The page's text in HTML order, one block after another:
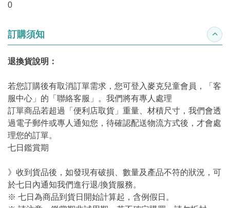
0
訂購須知 收合
退換貨說明：
若您訂購後有取消訂單需求，您可登入麥克兒童會員，「客
服中心」的「聯絡客服」。我們將有專人處理
訂單商品若超過「便利店取貨」重量、材積尺寸，我們會透
過電子郵件或專人通知您，待確認配送物流方式後，才會處
理您的訂單。
七日鑑賞期
》收到貨品後，如發現有破損、數量及產品不符的狀況，可
於七日內通知我們進行退/換貨服務。
※ 七日為商品到貨日開始計算起，含例假日。